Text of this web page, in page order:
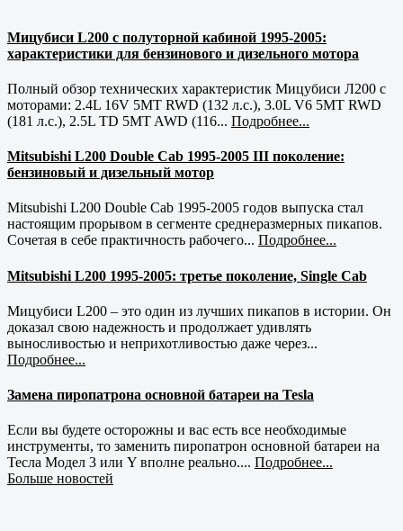
Мицубиси L200 с полуторной кабиной 1995-2005:
характеристики для бензинового и дизельного мотора
Полный обзор технических характеристик Мицубиси Л200 с
моторами: 2.4L 16V 5MT RWD (132 л.с.), 3.0L V6 5MT RWD
(181 л.с.), 2.5L TD 5MT AWD (116... Подробнее...
Mitsubishi L200 Double Cab 1995-2005 III поколение:
бензиновый и дизельный мотор
Mitsubishi L200 Double Cab 1995-2005 годов выпуска стал
настоящим прорывом в сегменте среднеразмерных пикапов.
Сочетая в себе практичность рабочего... Подробнее...
Mitsubishi L200 1995-2005: третье поколение, Single Cab
Мицубиси L200 – это один из лучших пикапов в истории. Он
доказал свою надежность и продолжает удивлять
выносливостью и неприхотливостью даже через...
Подробнее...
Замена пиропатрона основной батареи на Tesla
Если вы будете осторожны и вас есть все необходимые
инструменты, то заменить пиропатрон основной батареи на
Тесла Модел 3 или Y вполне реально.... Подробнее...
Больше новостей